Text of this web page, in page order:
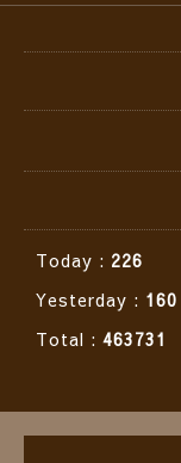
Today : 226
Yesterday : 160
Total : 463731